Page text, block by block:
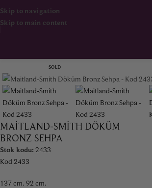
Skip to navigation
Skip to main content
SOLD
MAITLAND-SMITH DÖKÜM
BRONZ SEHPA
Stok kodu: 2433
Kod 2433
137 cm. 92 cm.